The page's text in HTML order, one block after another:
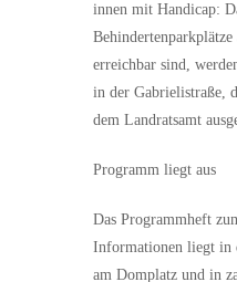
innen mit Handicap:
erreichbar sind,
in der Gabrielistraße,
dem Landratsamt
Programm liegt aus
Das Programmheft
Informationen liegt in
am Domplatz und in